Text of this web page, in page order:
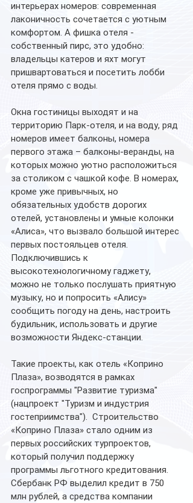
интерьерах номеров: современная
лаконичность сочетается с уютным
комфортом. А фишка отеля -
собственный пирс, это удобно:
владельцы катеров и яхт могут
пришвартоваться и посетить лобби
отеля прямо с воды.
Окна гостиницы выходят и на
территорию Парк-отеля, и на воду, ряд
номеров имеет балконы, номера
первого этажа – балконы-веранды, на
которых можно уютно расположиться
за столиком с чашкой кофе. В номерах,
кроме уже привычных, но
обязательных удобств дорогих
отелей, установлены и умные колонки
«Алиса», что вызвало большой интерес
первых постояльцев отеля.
Подключившись к
высокотехнологичному гаджету,
можно не только послушать приятную
музыку, но и попросить «Алису»
сообщить погоду на день, настроить
будильник, использовать и другие
возможности Яндекс-станции.
Такие проекты, как отель «Коприно
Плаза», возводятся в рамках
госпрограммы "Развитие туризма"
(нацпроект "Туризм и индустрия
гостеприимства").  Строительство
«Коприно Плаза» стало одним из
первых российских турпроектов,
который получил поддержку
программы льготного кредитования.
Сбербанк РФ выделил кредит в 750
млн рублей, а средства компании